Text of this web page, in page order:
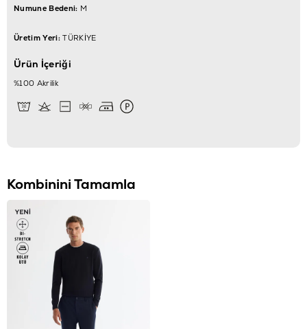
Numune Bedeni: M
Üretim Yeri:TÜRKİYE
Ürün İçeriği
%100 Akrilik
Kombinini Tamamla